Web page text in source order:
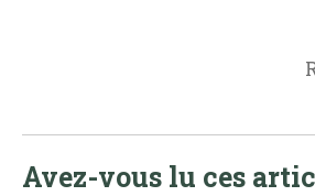
Avez-vous lu ces